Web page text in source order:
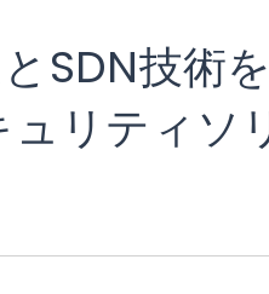
SDN技術
リティソ